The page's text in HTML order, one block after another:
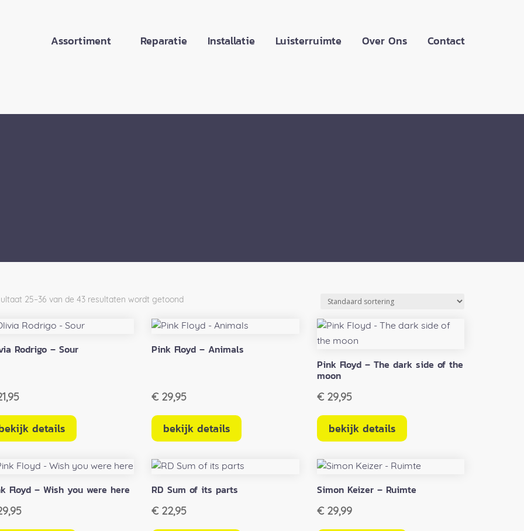
Assortiment Reparatie Installatie Luisterruimte Over Ons Contact
25–36 van de 43 resultaten wordt getoond
Rodrigo – Sour
details
Pink Floyd – Animals
€ 29,95
bekijk details
Pink Floyd – The dark side of the
moon
€29,95
bekijk details
Floyd – Wish you were here RD Sum of its parts
€ 22,95
Simon Keizer – Ruimte
€29,99